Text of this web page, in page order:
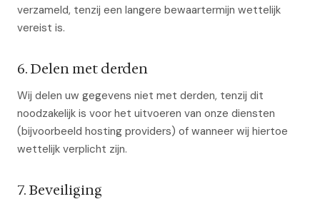
verzameld, tenzij een langere bewaartermijn wettelijk
vereist is.
6. Delen met derden
Wij delen uw gegevens niet met derden, tenzij dit
noodzakelijk is voor het uitvoeren van onze diensten
(bijvoorbeeld hosting providers) of wanneer wij hiertoe
wettelijk verplicht zijn.
7. Beveiliging